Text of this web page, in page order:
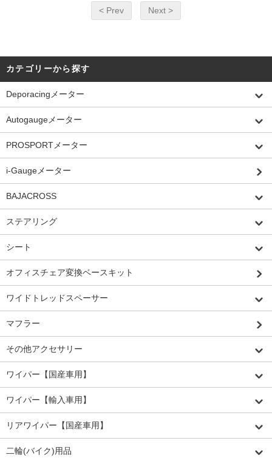
< Prev Next >
カテゴリーから探す
Deporacingメーター
Autogaugeメーター
PROSPORTメーター
i-Gaugeメーター
BAJACROSS
ステアリング
シート
オフィスチェア変換ベースキット
ワイドトレッドスペーサー
マフラー
その他アクセサリー
ワイパー【国産車用】
ワイパー【輸入車用】
リアワイパー【国産車用】
二輪(バイク)用品